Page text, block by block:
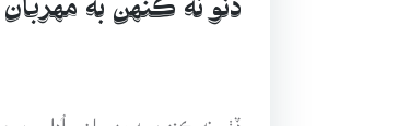
ڏٺو نه ڪنهن به
ڏٺو نه ڪنهن به مهربان ، اُداسين